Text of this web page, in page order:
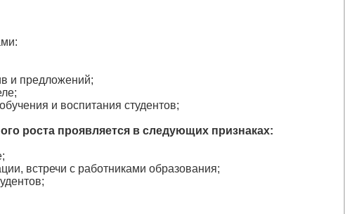
и предложений;
и воспитания студентов;
роста проявляется в следующих признаках:
встречи с работниками образования;